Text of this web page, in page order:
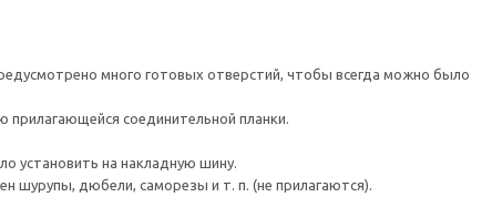
много готовых отверстий, чтобы всегда можно было
соединительной планки.
установить на накладную шину.
шурупы, дюбели, саморезы и т. п. (не прилагаются).